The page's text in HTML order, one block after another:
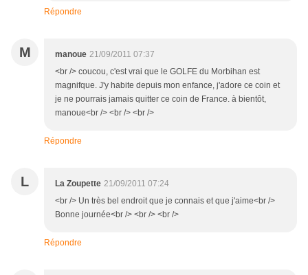
Répondre
M manoue 21/09/2011 07:37
<br /> coucou, c'est vrai que le GOLFE du Morbihan est
magnifque. J'y habite depuis mon enfance, j'adore ce coin et
je ne pourrais jamais quitter ce coin de France. à bientôt,
manoue<br /> <br /> <br />
Répondre
L La Zoupette 21/09/2011 07:24
<br /> Un très bel endroit que je connais et que j'aime<br />
Bonne journée<br /> <br /> <br />
Répondre